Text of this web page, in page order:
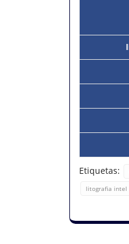
Etiquetas:
litografia intel